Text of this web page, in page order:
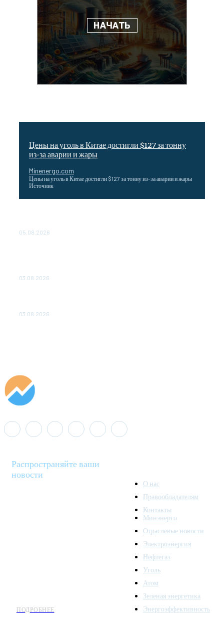
Цены на уголь в Китае достигли $127 за тонну
из-за аварии и жары
Minenergo.com
Цены на уголь в Китае достигли $127 за тонну из-за аварии и жары
Источник
05.08.2026
03.08.2026
03.08.2026
Распространяйте ваши
новости
ПОДРОБНЕЕ
О нас
Правообладателям
Контакты
Минэнерго
Отраслевые новости
Электроэнергия
Нефтегаз
Уголь
Атом
Зеленая энергетика
Энергоэффективность